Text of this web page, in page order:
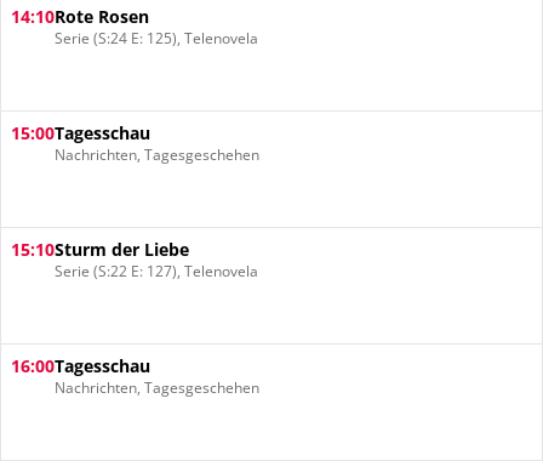
14:10Rote Rosen
Serie (S:24 E: 125), Telenovela
15:00Tagesschau
Nachrichten, Tagesgeschehen
15:10Sturm der Liebe
Serie (S:22 E: 127), Telenovela
16:00Tagesschau
Nachrichten, Tagesgeschehen